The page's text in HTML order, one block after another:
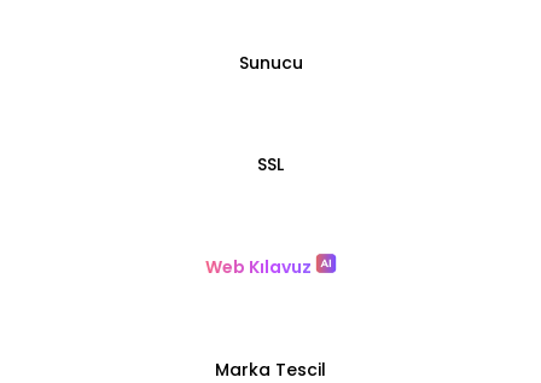
Sunucu
SSL
Web Kılavuz
Marka Tescil